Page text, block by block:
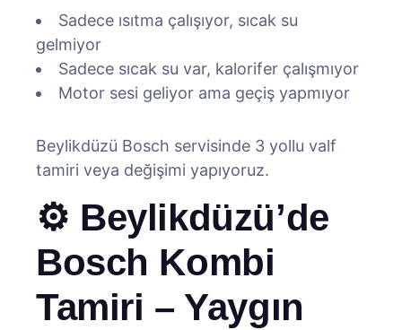
Sadece ısıtma çalışıyor, sıcak su
gelmiyor
Sadece sıcak su var, kalorifer çalışmıyor
Motor sesi geliyor ama geçiş yapmıyor
Beylikdüzü Bosch servisinde 3 yollu valf
tamiri veya değişimi yapıyoruz.
⚙️ Beylikdüzü’de
Bosch Kombi
Tamiri – Yaygın